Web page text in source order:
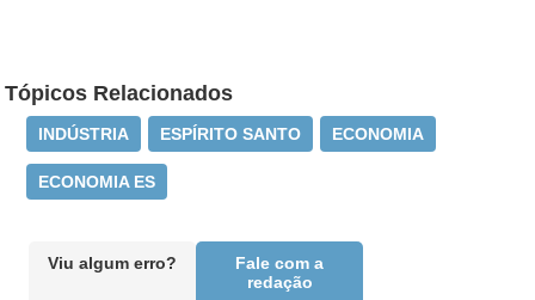
Tópicos Relacionados
INDÚSTRIA ESPÍRITO SANTO ECONOMIA
ECONOMIA ES
Viu algum erro?
Fale com a
redação